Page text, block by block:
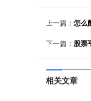
上一篇： 怎么
下一篇： 股票
相关文章